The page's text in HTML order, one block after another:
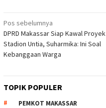
Navigasi
pos
Pos sebelumnya
DPRD Makassar Siap Kawal Proyek
Stadion Untia, Suharmika: Ini Soal
Kebanggaan Warga
TOPIK POPULER
PEMKOT MAKASSAR